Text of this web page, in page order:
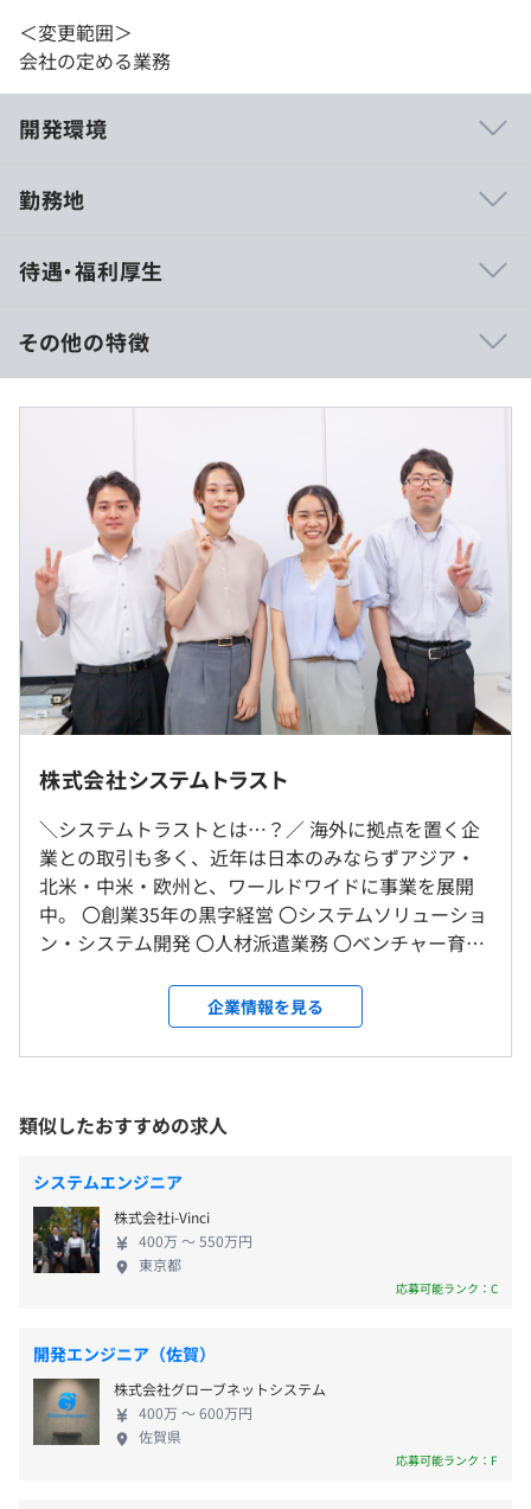
＜変更範囲＞
会社の定める業務
開発環境
45名ほどの規模の会社だからこそ、社長や役員との距離
の特徴です。グループ会社を含めると100名規模となりま
すが、個々の意見や希望を尊重し、風通しのよい職場環境
を大切にしています。
■エンジニアの希望に応じた柔軟なキャリアパス
当社では、エンジニアひとりひとりの希望に合わせて案件
をお任せします。さまざまなプログラミング言語やプロジ
ェクトに携わりたい方、特定のスキルを究めたい方、新し
い技術に挑戦したい方、プライベートを重視したい方な
ど、多様なニーズに対応しています。下流から上流工程へ
のステップアップも積極的に支援！エンジニアが着実にキ
ャリアを築ける環境を整えています。
■エンジニアが成長できる環境を用意
社員の成長を最優先に考え、スキルアップやキャリアアッ
への挑戦や、経験を積む機会を提供し、エンジニアが成長
できる環境づくりに力を注いでいます。
▼機器メーカー
・勤怠管理システム
・就業管理システム
・過電流制御システム
・ネットワーク機器（中継装置、NCUなど）
▼物流
▼広告
・スーパーチラシEDIシステム
勤務地
■リモートワーク相談可／実施率70%
※実施可能かは案件により異なります。
就業場所の変更範囲
＜雇入時＞
お客様先または大阪本社
＜変更範囲＞
会社の定める場所
になる可能性がございます。
〈大阪本社〉
■大阪メトロ堺筋線 「扇町駅」から徒歩1分
■JR大阪環状線 「天満駅」から徒歩3分
待遇・福利厚生
【年収450万円〜600万円】
■月額（基本給）：280,000円～420,000円
【モデル年収】
■22〜29歳：350〜500万円
■30〜34歳：450〜600万円
■35〜39歳：500〜700万円
（※想定年収 は年収提示額を保証するものではありません）
休憩時間：12：00～13：00（60分）
平均残業時間：平均10h程度／月
〈年間休日125日〉
■完全週休2日制（休日は土日祝日）
■年末年始休暇
■産前産後休暇
■育児休暇
■介護休暇
■生理休暇
■子の看護休暇
その他の特徴
株式会社システムトラスト
＼システムトラストとは…？／ 海外に拠点を置く企
業との取引も多く、近年は日本のみならずアジア・
北米・中米・欧州と、ワールドワイドに事業を展開
中。 〇創業35年の黒字経営 〇システムソリューショ
ン・システム開発 〇人材派遣業務 〇ベンチャー育成
(CBTPlus・SmartView) ★「変化に対応できる者が生
き残る」がモットー★ 現在は社内受託事業を拡大
し、 企業コンサルを包括的に取り組む少数精鋭集団
と繋がった社員・お客様 「人」「会社」「社会変
化」と丁寧に柔軟に向き合ってきたからこそ、 創業
から35年、現在の当社があります。 5年後、10年後
どんな自分でありたいですか？ 当社もまだまだ模索
中です。 一緒に迷いながらお互いの願いを叶えるた
めに進んでいきませんか？ ぜひ、熱い想いを語り合
いましょう★
企業情報を見る
類似したおすすめの求人
システムエンジニア
株式会社i-Vinci
400万 〜 550万円
東京都
応募可能ランク：C
開発エンジニア（佐賀）
株式会社グローブネットシステム
400万 〜 600万円
佐賀県
応募可能ランク：F